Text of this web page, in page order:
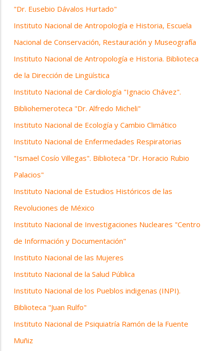
"Dr. Eusebio Dávalos Hurtado"
Instituto Nacional de Antropología e Historia, Escuela
Nacional de Conservación, Restauración y Museografía
Instituto Nacional de Antropología e Historia. Biblioteca
de la Dirección de Lingüística
Instituto Nacional de Cardiología "Ignacio Chávez".
Bibliohemeroteca "Dr. Alfredo Micheli"
Instituto Nacional de Ecología y Cambio Climático
Instituto Nacional de Enfermedades Respiratorias
"Ismael Cosío Villegas". Biblioteca "Dr. Horacio Rubio
Palacios"
Instituto Nacional de Estudios Históricos de las
Revoluciones de México
Instituto Nacional de Investigaciones Nucleares "Centro
de Información y Documentación"
Instituto Nacional de las Mujeres
Instituto Nacional de la Salud Pública
Instituto Nacional de los Pueblos indigenas (INPI).
Biblioteca "Juan Rulfo"
Instituto Nacional de Psiquiatría Ramón de la Fuente
Muñiz